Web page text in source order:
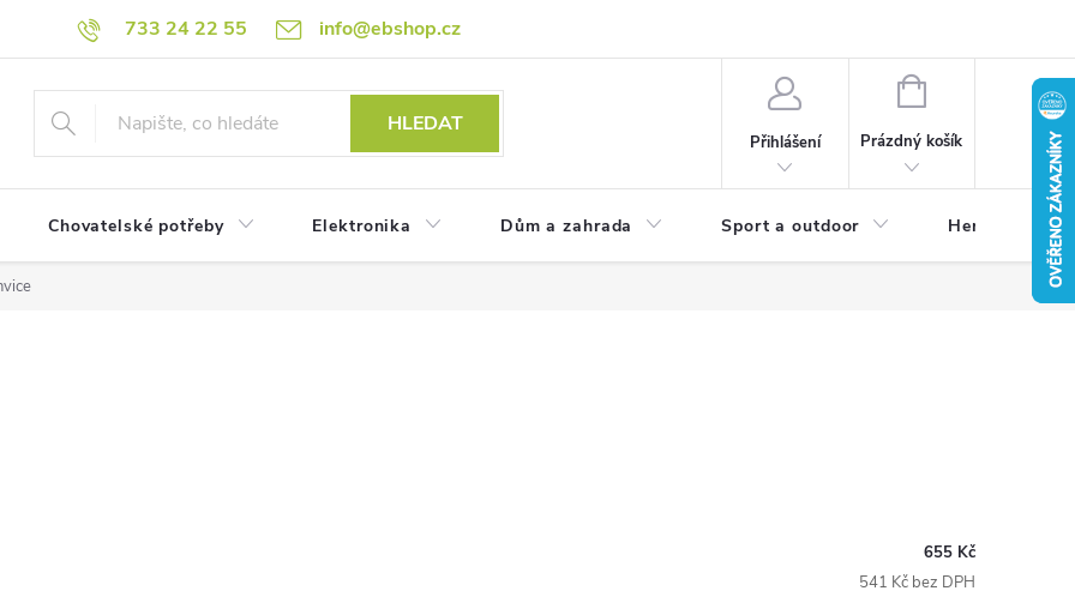
733 24 22 55 info@ebshop.cz
HLEDAT
Přihlášení
NÁKUPNÍ
Prázdný košík
Chovatelské potřeby Elektronika Dům a zahrada Sport a outdoor Herní zóna
655 Kč
541 Kč bez DPH